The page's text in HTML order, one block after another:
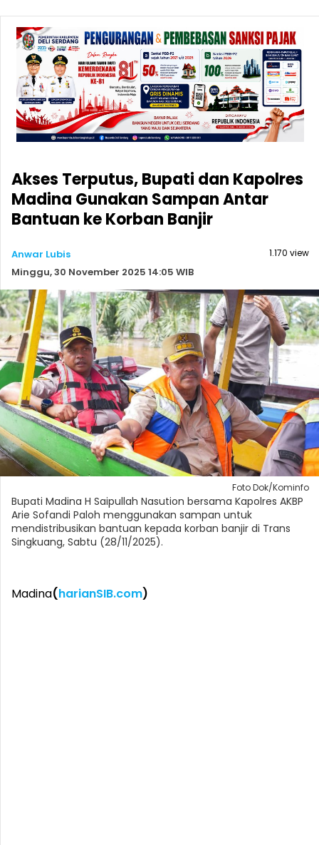
Akses Terputus, Bupati dan Kapolres
Madina Gunakan Sampan Antar
Bantuan ke Korban Banjir
Anwar Lubis
Minggu, 30 November 2025 14:05 WIB
1.170 view
Foto Dok/Kominfo
Bupati Madina H Saipullah Nasution bersama Kapolres AKBP
Arie Sofandi Paloh menggunakan sampan untuk
mendistribusikan bantuan kepada korban banjir di Trans
Singkuang, Sabtu (28/11/2025).
Madina(harianSIB.com)